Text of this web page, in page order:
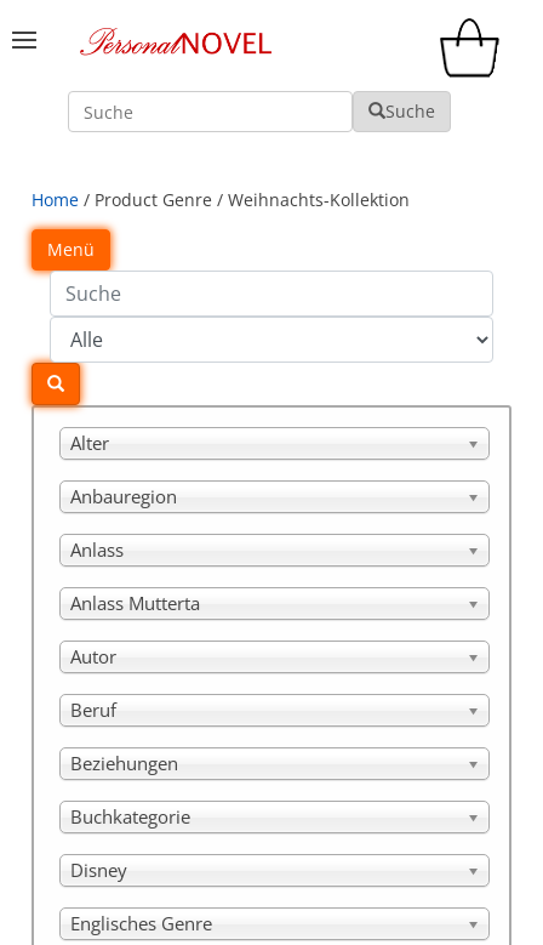
Suche Suche
Home / Product Genre / Weihnachts-Kollektion
Menü
Alter
Anbauregion
Anlass
Anlass Mutterta
Autor
Beruf
Beziehungen
Buchkategorie
Disney
Englisches Genre